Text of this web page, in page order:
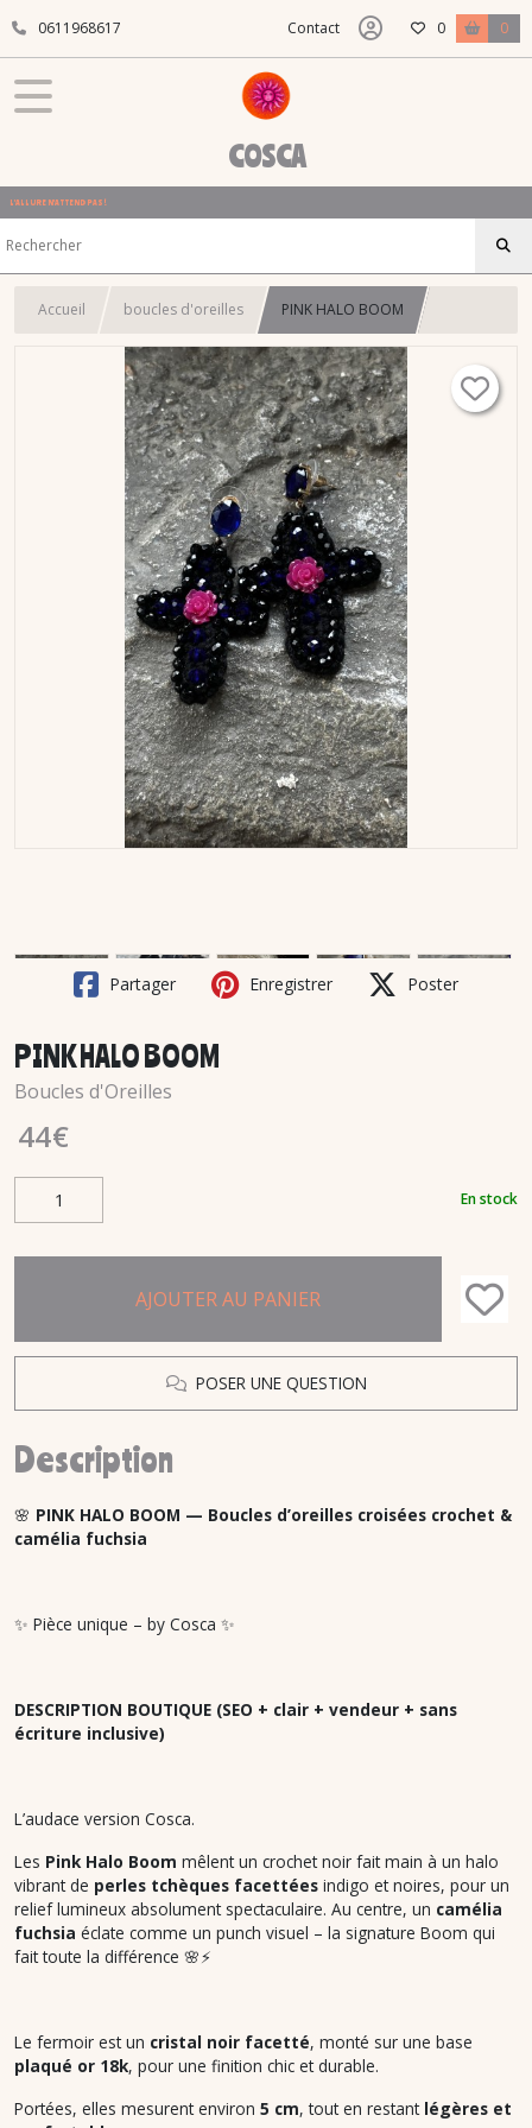
0611968617 Contact 0 0
COSCA
L'ALLURE N'ATTEND PAS !
Accueil boucles d'oreilles PINK HALO BOOM
Partager Enregistrer Poster
PINK HALO BOOM
Boucles d'Oreilles
44€
En stock
AJOUTER AU PANIER
POSER UNE QUESTION
Description
🌸 PINK HALO BOOM — Boucles d’oreilles croisées crochet &
camélia fuchsia
✨ Pièce unique – by Cosca ✨
DESCRIPTION BOUTIQUE (SEO + clair + vendeur + sans
écriture inclusive)
L’audace version Cosca.
Les Pink Halo Boom mêlent un crochet noir fait main à un halo
vibrant de perles tchèques facettées indigo et noires, pour un
relief lumineux absolument spectaculaire. Au centre, un camélia
fuchsia éclate comme un punch visuel – la signature Boom qui
fait toute la différence 🌸⚡️
Le fermoir est un cristal noir facetté, monté sur une base
plaqué or 18k, pour une finition chic et durable.
Portées, elles mesurent environ 5 cm, tout en restant légères et